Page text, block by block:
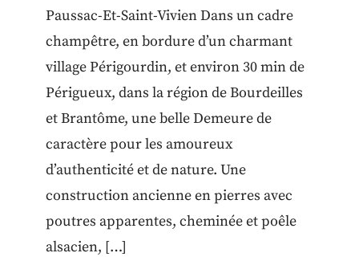
Paussac-Et-Saint-Vivien Dans un cadre
champêtre, en bordure d’un charmant
village Périgourdin, et environ 30 min de
Périgueux, dans la région de Bourdeilles
et Brantôme, une belle Demeure de
caractère pour les amoureux
d’authenticité et de nature. Une
construction ancienne en pierres avec
poutres apparentes, cheminée et poêle
alsacien, […]